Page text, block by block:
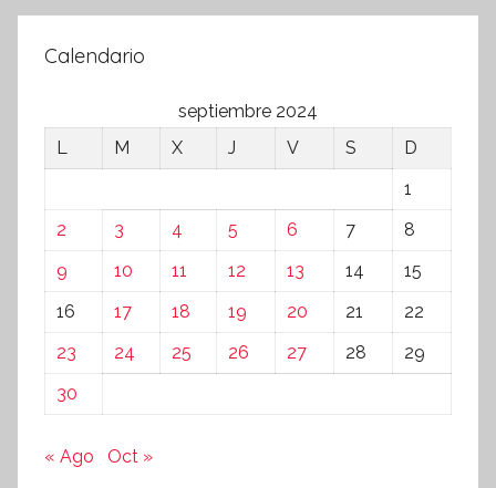
Calendario
septiembre 2024
L
M X J V S
D
1
2
3 4 5 6 7
8
9
10 11 12 13 14
15
16
17 18 19 20 21
22
23
24 25 26 27 28
29
30
« Ago Oct »